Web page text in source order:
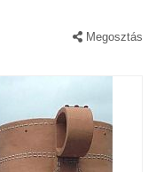
Megosztás